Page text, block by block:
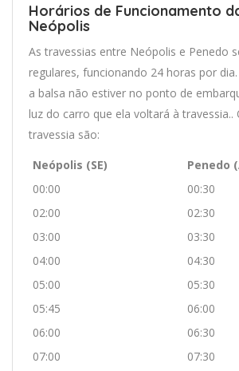
Horários de Funcionamento
Neópolis
As travessias entre Neópolis e Penedo
regulares, funcionando 24 horas por
a balsa não estiver no ponto de
luz do carro que ela voltará à travessia..
travessia são:
Neópolis (SE)
Penedo
00:00
00:30
02:00
02:30
03:00
03:30
04:00
04:30
05:00
05:30
05:45
06:00
06:00
06:30
07:00
07:30